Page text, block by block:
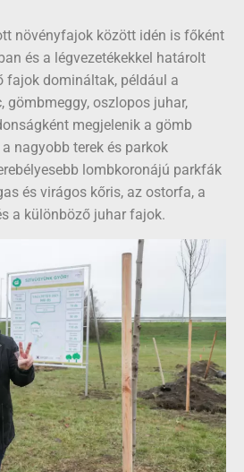
növényfajok között idén is főként
és a légvezetékekkel határolt
fajok domináltak, például a
gömbmeggy, oszlopos juhar,
megjelenik a gömb
nagyobb terek és parkok
lombkoronájú parkfák
és virágos kőris, az ostorfa, a
a különböző juhar fajok.